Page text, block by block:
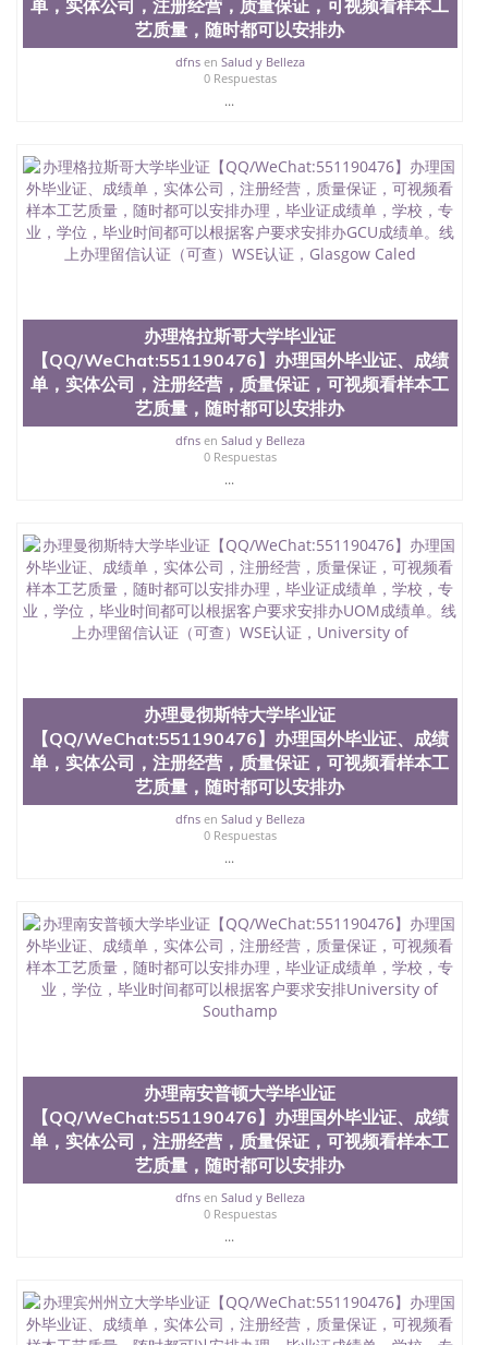
单，实体公司，注册经营，质量保证，可视频看样本工
艺质量，随时都可以安排办
dfnsen Salud y Belleza
0 Respuestas
...
办理格拉斯哥大学毕业证
【QQ/WeChat:551190476】办理国外毕业证、成绩
单，实体公司，注册经营，质量保证，可视频看样本工
艺质量，随时都可以安排办
dfnsen Salud y Belleza
0 Respuestas
...
办理曼彻斯特大学毕业证
【QQ/WeChat:551190476】办理国外毕业证、成绩
单，实体公司，注册经营，质量保证，可视频看样本工
艺质量，随时都可以安排办
dfnsen Salud y Belleza
0 Respuestas
...
办理南安普顿大学毕业证
【QQ/WeChat:551190476】办理国外毕业证、成绩
单，实体公司，注册经营，质量保证，可视频看样本工
艺质量，随时都可以安排办
dfnsen Salud y Belleza
0 Respuestas
...